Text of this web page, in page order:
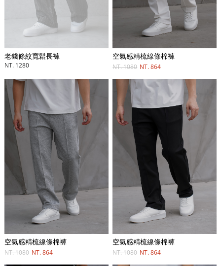
老錢條紋寬鬆長褲
NT. 1280
空氣感精梳線條棉褲
NT. 1080 NT. 864
空氣感精梳線條棉褲
NT. 1080 NT. 864
空氣感精梳線條棉褲
NT. 1080 NT. 864